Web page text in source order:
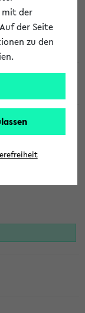
ist unbedingt
mit der
der Seite
zu den